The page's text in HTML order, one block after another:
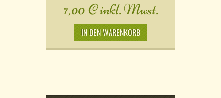
7,00€inkl. Mwst.
IN DEN WARENKORB